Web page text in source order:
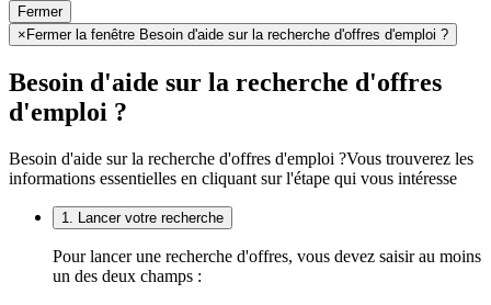
Fermer
× Fermer la fenêtre Besoin d'aide sur la recherche d'offres d'emploi ?
Besoin d'aide sur la recherche d'offres
d'emploi ?
Besoin d'aide sur la recherche d'offres d'emploi ?Vous trouverez les
informations essentielles en cliquant sur l'étape qui vous intéresse
1. Lancer votre recherche
Pour lancer une recherche d'offres, vous devez saisir au moins
un des deux champs :